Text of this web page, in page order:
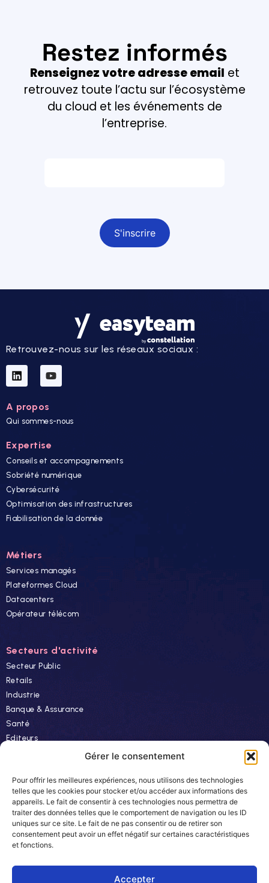
Gérer le consentement
Pour offrir les meilleures expériences, nous utilisons des technologies
telles que les cookies pour stocker et/ou accéder aux informations des
appareils. Le fait de consentir à ces technologies nous permettra de
traiter des données telles que le comportement de navigation ou les ID
uniques sur ce site. Le fait de ne pas consentir ou de retirer son
consentement peut avoir un effet négatif sur certaines caractéristiques
et fonctions.
Accepter
Restez informés
Renseignez votre adresse email et
retrouvez toute l’actu sur l’écosystème
du cloud et les événements de
l’entreprise.
Retrouvez-nous sur les réseaux sociaux :
A propos
Qui sommes-nous
Expertise
Conseils et accompagnements
Sobriété numérique
Cybersécurité
Optimisation des infrastructures
Fiabilisation de la donnée
Métiers
Services managés
Plateformes Cloud
Datacenters
Opérateur télécom
Secteurs d'activité
Secteur Public
Retails
Industrie
Banque & Assurance
Santé
Editeurs
Ressources
Actualités
Evénements
Autres